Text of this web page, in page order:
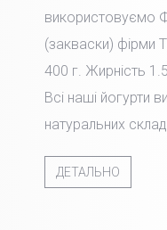
використовуємо
(закваски) фірми
400 г. Жирність
Всі наші йогурти
натуральних
ДЕТАЛЬНО